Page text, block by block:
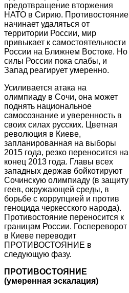
предотвращение вторжения
НАТО в Сирию. Противостояние
начинает удаляться от
территории России, мир
привыкает к самостоятельности
России на Ближнем Востоке. Но
силы России пока слабы, и
Запад реагирует умеренно.
Усиливается атака на
олимпиаду в Сочи, она может
поднять национальное
самосознание и уверенность в
своих силах русских. Цветная
революция в Киеве,
запланированная на выборы
2015 года, резко переносится на
конец 2013 года. Главы всех
западных держав бойкотируют
Сочинскую олимпиаду (в защиту
геев, окружающей среды, в
борьбе с коррупцией и против
геноцида черкесского народа).
Противостояние переносится к
границам России. Госпереворот
в Киеве переводит
ПРОТИВОСТОЯНИЕ в
следующую фазу.
ПРОТИВОСТОЯНИЕ
(умеренная эскалация)